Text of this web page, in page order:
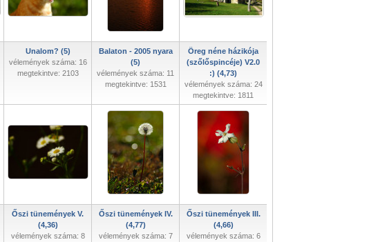
Unalom? (5)
vélemények száma: 16
megtekintve: 2103
Balaton - 2005 nyara
(5)
vélemények száma: 11
megtekintve: 1531
Öreg néne házikója
(szőlőspincéje) V2.0
:) (4,73)
vélemények száma: 24
megtekintve: 1811
Őszi tünemények V.
(4,36)
vélemények száma: 8
Őszi tünemények IV.
(4,77)
vélemények száma: 7
Őszi tünemények III.
(4,66)
vélemények száma: 6